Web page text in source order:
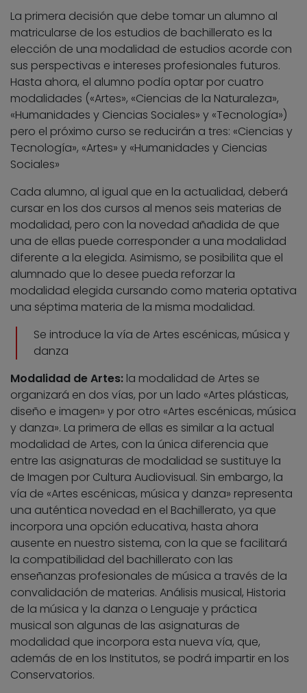
La primera decisión que debe tomar un alumno al
matricularse de los estudios de bachillerato es la
elección de una modalidad de estudios acorde con
sus perspectivas e intereses profesionales futuros.
Hasta ahora, el alumno podía optar por cuatro
modalidades («Artes», «Ciencias de la Naturaleza»,
«Humanidades y Ciencias Sociales» y «Tecnología»)
pero el próximo curso se reducirán a tres: «Ciencias y
Tecnología», «Artes» y «Humanidades y Ciencias
Sociales»
Cada alumno, al igual que en la actualidad, deberá
cursar en los dos cursos al menos seis materias de
modalidad, pero con la novedad añadida de que
una de ellas puede corresponder a una modalidad
diferente a la elegida. Asimismo, se posibilita que el
alumnado que lo desee pueda reforzar la
modalidad elegida cursando como materia optativa
una séptima materia de la misma modalidad.
Se introduce la vía de Artes escénicas, música y
danza
Modalidad de Artes: la modalidad de Artes se
organizará en dos vías, por un lado «Artes plásticas,
diseño e imagen» y por otro «Artes escénicas, música
y danza». La primera de ellas es similar a la actual
modalidad de Artes, con la única diferencia que
entre las asignaturas de modalidad se sustituye la
de Imagen por Cultura Audiovisual. Sin embargo, la
vía de «Artes escénicas, música y danza» representa
una auténtica novedad en el Bachillerato, ya que
incorpora una opción educativa, hasta ahora
ausente en nuestro sistema, con la que se facilitará
la compatibilidad del bachillerato con las
enseñanzas profesionales de música a través de la
convalidación de materias. Análisis musical, Historia
de la música y la danza o Lenguaje y práctica
musical son algunas de las asignaturas de
modalidad que incorpora esta nueva vía, que,
además de en los Institutos, se podrá impartir en los
Conservatorios.